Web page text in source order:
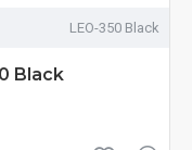
LEO-350 Black
Black